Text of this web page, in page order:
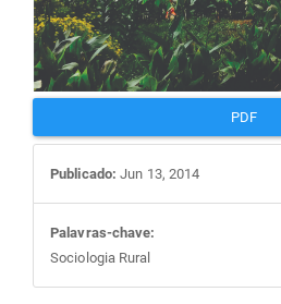
PDF
Publicado: Jun 13, 2014
Palavras-chave:
Sociologia Rural